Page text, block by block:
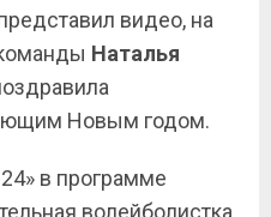
видео, на
Наталья
Новым годом.
в программе
волейболистка